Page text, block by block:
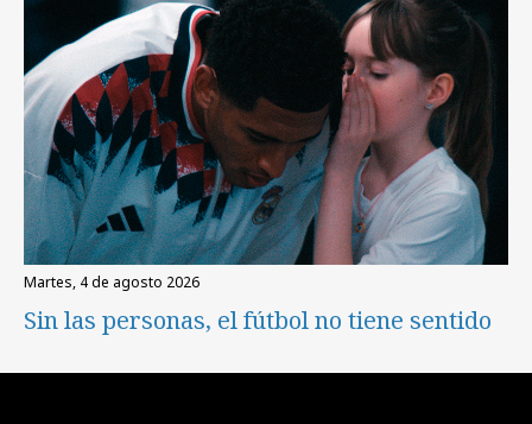
martes, 4 de agosto 2026
Sin las personas, el fútbol no tiene sentido